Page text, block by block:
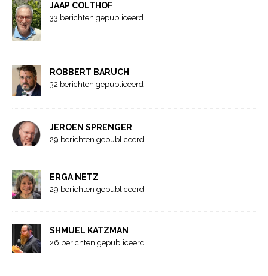
JAAP COLTHOF
33 berichten gepubliceerd
ROBBERT BARUCH
32 berichten gepubliceerd
JEROEN SPRENGER
29 berichten gepubliceerd
ERGA NETZ
29 berichten gepubliceerd
SHMUEL KATZMAN
26 berichten gepubliceerd